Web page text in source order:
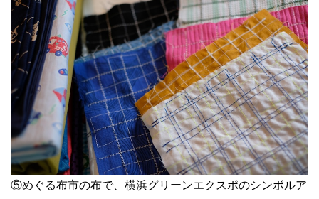
⑤めぐる布市の布で、横浜グリーンエクスポのシンボルア